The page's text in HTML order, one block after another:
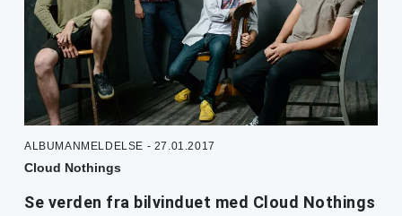
ALBUMANMELDELSE - 27.01.2017
Cloud Nothings
Se verden fra bilvinduet med Cloud Nothings